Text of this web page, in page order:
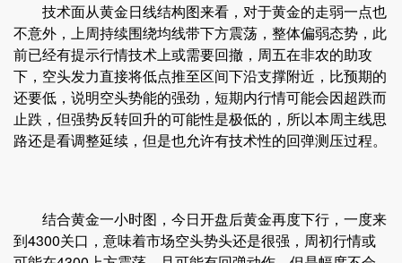
技术面从黄金日线结构图来看，对于黄金的走弱一点也
不意外，上周持续围绕均线带下方震荡，整体偏弱态势，此
前已经有提示行情技术上或需要回撤，周五在非农的助攻
下，空头发力直接将低点推至区间下沿支撑附近，比预期的
还要低，说明空头势能的强劲，短期内行情可能会因超跌而
止跌，但强势反转回升的可能性是极低的，所以本周主线思
路还是看调整延续，但是也允许有技术性的回弹测压过程。
结合黄金一小时图，今日开盘后黄金再度下行，一度来
到4300关口，意味着市场空头势头还是很强，周初行情或